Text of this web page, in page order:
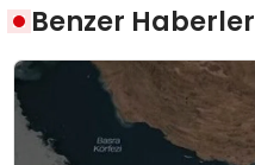
Benzer Haberler